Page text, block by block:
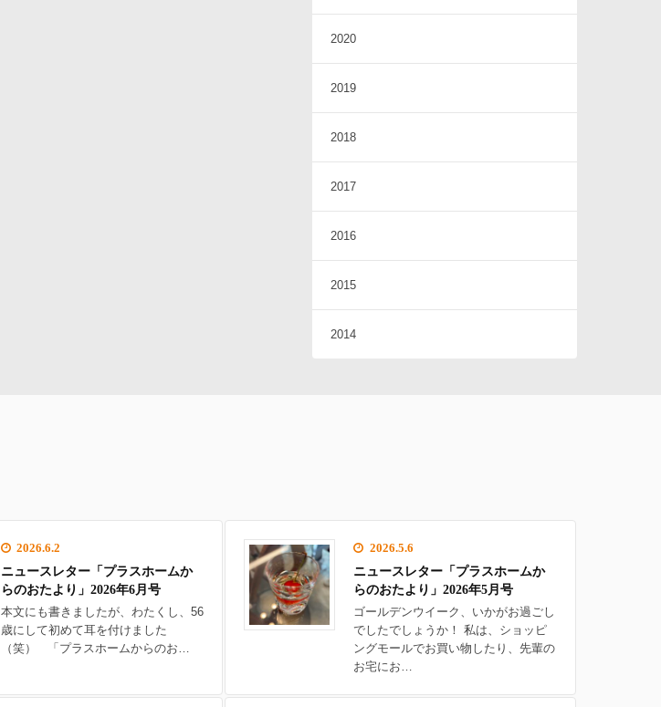
2020
2019
2018
2017
2016
2015
2014
2026.6.2
ニュースレター「プラスホームか
らのおたより」2026年6月号
本文にも書きましたが、わたくし、56
歳にして初めて耳を付けました
（笑） 「プラスホームからのお…
2026.5.6
ニュースレター「プラスホームか
らのおたより」2026年5月号
ゴールデンウイーク、いかがお過ごし
でしたでしょうか！ 私は、ショッピ
ングモールでお買い物したり、先輩の
お宅にお…